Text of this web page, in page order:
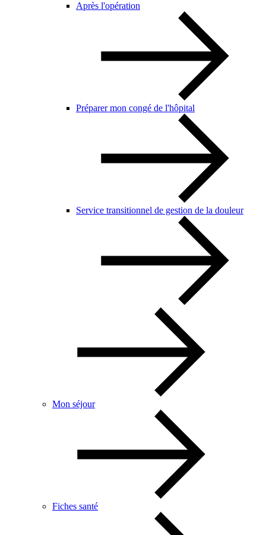
Après l'opération
Préparer mon congé de l'hôpital
Service transitionnel de gestion de la douleur
Mon séjour
Fiches santé